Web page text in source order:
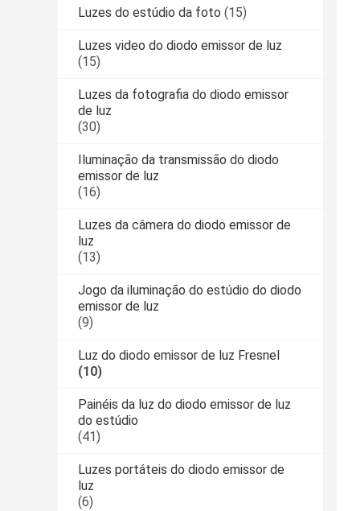
Luzes do estúdio da foto (15)
Luzes video do diodo emissor de luz
(15)
Luzes da fotografia do diodo emissor
de luz
(30)
Iluminação da transmissão do diodo
emissor de luz
(16)
Luzes da câmera do diodo emissor de
luz
(13)
Jogo da iluminação do estúdio do diodo
emissor de luz
(9)
Luz do diodo emissor de luz Fresnel
(10)
Painéis da luz do diodo emissor de luz
do estúdio
(41)
Luzes portáteis do diodo emissor de
luz
(6)